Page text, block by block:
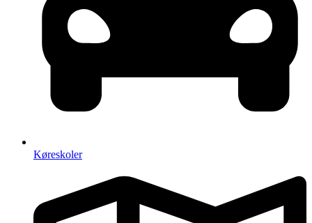
Køreskoler